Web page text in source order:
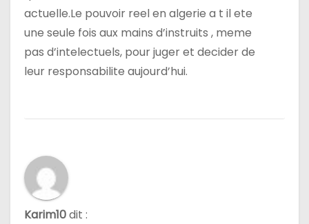
actuelle.Le pouvoir reel en algerie a t il ete
une seule fois aux mains d’instruits , meme
pas d’intelectuels, pour juger et decider de
leur responsabilite aujourd’hui.
Karim10dit :